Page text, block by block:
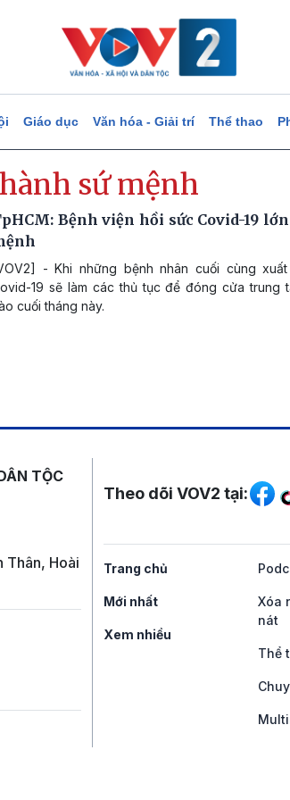
Giáo dục Văn hóa - Giải trí Thể thao
sứ mệnh
Bệnh viện hồi sức Covid-19
- Khi những bệnh nhân cuối cùng
19 sẽ làm các thủ tục để đóng cửa trung
cuối tháng này.
TỘC
Thân, Hoài
Mạng xã hội
Theo dõi VOV2 tại:
Trang chủ
Mới nhất
Xem nhiều
Xóa
nát
Thể